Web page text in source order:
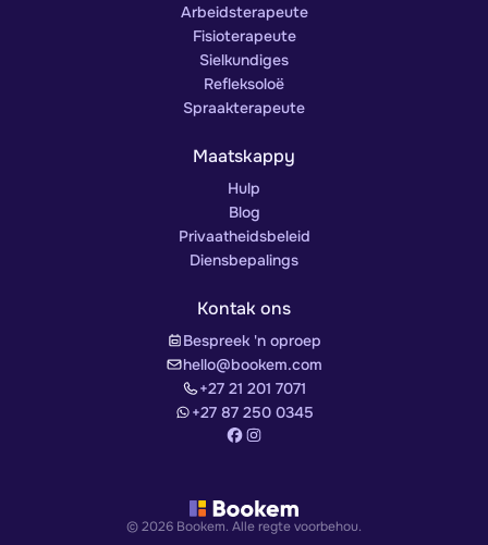
Arbeidsterapeute
Fisioterapeute
Sielkundiges
Refleksoloë
Spraakterapeute
Maatskappy
Hulp
Blog
Privaatheidsbeleid
Diensbepalings
Kontak ons
Bespreek 'n oproep
hello@bookem.com
+27 21 201 7071
+27 87 250 0345
© 2026 Bookem. Alle regte voorbehou.